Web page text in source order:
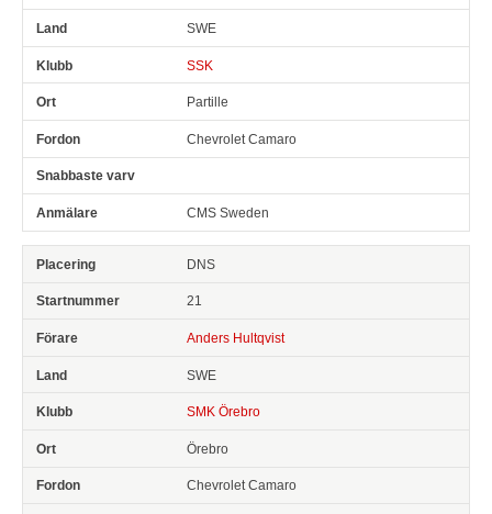
SWE
SSK
Partille
Chevrolet Camaro
CMS Sweden
DNS
21
Anders Hultqvist
SWE
SMK Örebro
Örebro
Chevrolet Camaro